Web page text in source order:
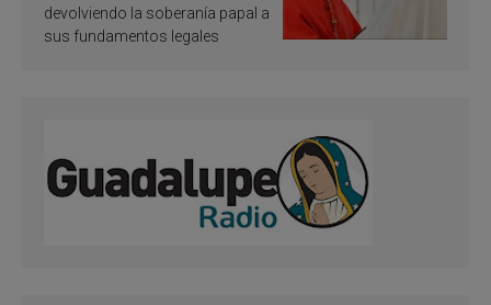
devolviendo la soberanía papal a
sus fundamentos legales